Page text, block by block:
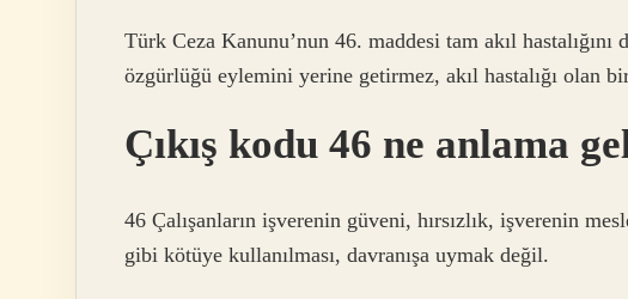
Türk Ceza Kanunu’nun 46. maddesi tam akıl
özgürlüğü eylemini yerine getirmez, akıl hastalığı olan
Çıkış kodu 46 ne anlama
46 Çalışanların işverenin güveni, hırsızlık, işverenin
gibi kötüye kullanılması, davranışa uymak değil.